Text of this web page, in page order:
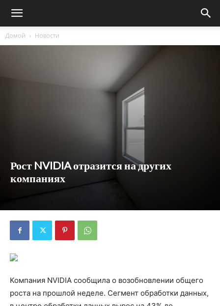
Домой Новости
Рост NVIDIA отразится на других
компаниях
Компания NVIDIA сообщила о возобновлении общего
роста на прошлой неделе. Сегмент обработки данных,